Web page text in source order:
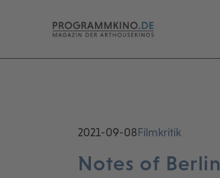
2021-09-08Filmkritik
Notes of Berlin